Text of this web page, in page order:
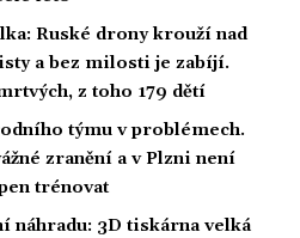
Ruské drony krouží nad
a bez milosti je zabíjí.
z toho 179 dětí
týmu v problémech.
zranění a v Plzni není
trénovat
náhradu: 3D tiskárna velká